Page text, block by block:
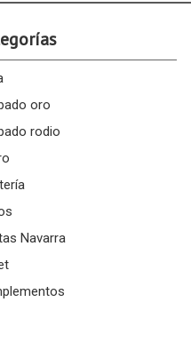
oro
rodio
Navarra